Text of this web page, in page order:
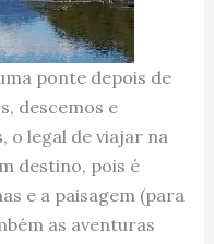
ponte depois de
descemos e
o legal de viajar na
destino, pois é
e a paisagem (para
as aventuras